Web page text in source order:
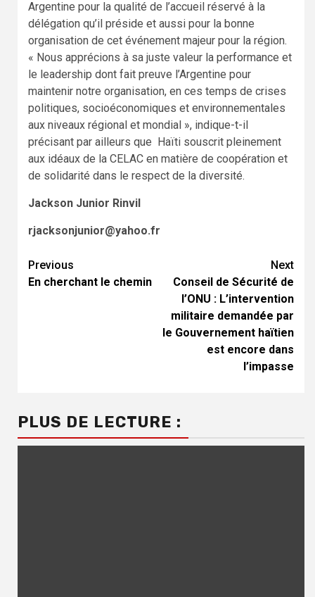
Argentine pour la qualité de l’accueil réservé à la
délégation qu’il préside et aussi pour la bonne
organisation de cet événement majeur pour la région.
« Nous apprécions à sa juste valeur la performance et
le leadership dont fait preuve l’Argentine pour
maintenir notre organisation, en ces temps de crises
politiques, socioéconomiques et environnementales
aux niveaux régional et mondial », indique-t-il
précisant par ailleurs que Haïti souscrit pleinement
aux idéaux de la CELAC en matière de coopération et
de solidarité dans le respect de la diversité.
Jackson Junior Rinvil
rjacksonjunior@yahoo.fr
Continue
Reading
Previous
En cherchant le chemin
Next
Conseil de Sécurité de
l’ONU : L’intervention
militaire demandée par
le Gouvernement haïtien
est encore dans
l’impasse
PLUS DE LECTURE :